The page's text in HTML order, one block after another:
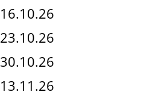
16.10.26
23.10.26
30.10.26
13.11.26